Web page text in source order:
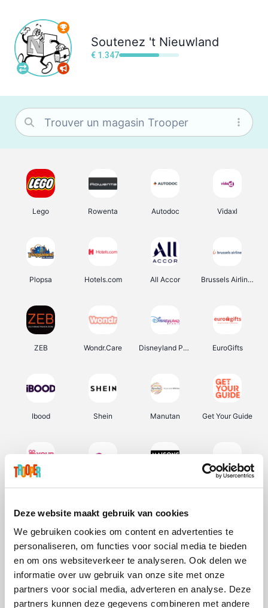
Deze website maakt gebruik van cookies
We gebruiken cookies om content en advertenties te
personaliseren, om functies voor social media te bieden
en om ons websiteverkeer te analyseren. Ook delen we
informatie over uw gebruik van onze site met onze
partners voor social media, adverteren en analyse. Deze
partners kunnen deze gegevens combineren met andere
Soutenez 't Nieuwland
€ 1.347
Lego Rowenta Autodoc Vidaxl
Plopsa Hotels.com All Accor Brussels Airlines
ZEB Wondr.Care Disneyland Paris EuroGifts
Ibood Shein Manutan Get Your Guide